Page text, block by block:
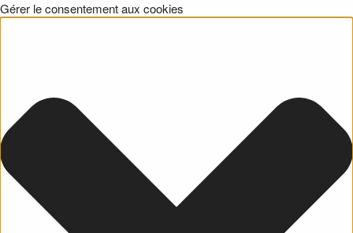
Gérer le consentement aux cookies